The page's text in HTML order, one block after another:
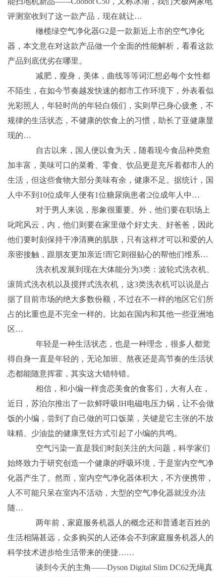
评测室收到了这一款产品，现在就让…
橄榄绿空气净化器G2是一款新近上市的空气净化
器，本文意在对这款产品做一个全面的性能解析，看看这款
产品到底优劣在哪里。
减肥，瘦身，美体，曲线等等词汇想必每个女性都
不陌生，在如今节奏越发快速的都市工作环境下，外表看似
光彩照人，年轻时尚的年轻白领们，实则早已身心疲惫，不
规律的生活状态，不健康的饮食上的习惯，助长了亚健康显
现的…
自古以来，国人便以食为天，随着现今食品种类愈
加丰富，美味可口的菜肴、零食、饮品更是充斥着都市人的
生活，但这些食物大部分美味有余，健康不足。据统计，国
人中不到10位成年人便有1位糖尿病患者;2位成年人中…
对于男人来说，形象很重要。外，他们要在职场上
叱咤风云，内，他们则要在家里做个好丈夫、好爸爸，因此
他们要时刻保持干净清爽的肌肤，只有这样才可以和爱的人
亲密接触，跟朋友更加亲近!而它则很贴心的帮他们维系…
洗衣机发展到现在大体能分为3类：波轮式洗衣机、
滚筒式洗衣机以及搅拌式洗衣机，这3类洗衣机可以说是占
据了目前市场的绝大多数份额，不过在不一样的地区它们所
占的比重也是不完全一样的。比如在国内和其他一些亚洲地
区…
年轻是一种生活状态，也是一种理念，很多人都觉
得自身一直是年轻的，无论加班、熬夜还是高节奏的生活状
态都能随意挥霍，其实这大错特错。
相信，和小编一样贪恋美食的食客们，大有人在，
近日，苏泊尔推出了一款鲜呼吸IH电磁电压力锅，让不会做
饭的小编，尝到了自己做的可口饭菜，关键是它主张的不放
味精、少油盐的健康烹饪方式引起了小编的共鸣。
空气污染一直是我们时刻关注的大问题，科学家们
始终致力于研究创造一个健康的呼吸环境，于是室内空气净
化器产生了。然而，室内空气净化器体积大，不方便携带，
人不可能只呆在室内不活动，大型的空气净化器就没办法
随…
两年前，家庭服务机器人的概念还和普通老百姓的
生活相隔甚远，众多购买的人还体会不到家庭服务机器人的
科学技术进步给生活带来的便捷……
谈到今天的主角——Dyson Digital Slim DC62无绳真